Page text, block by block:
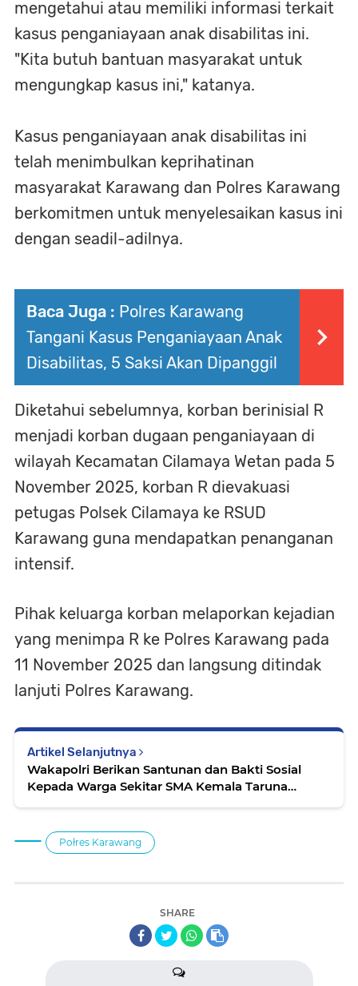
mengetahui atau memiliki informasi terkait
kasus penganiayaan anak disabilitas ini.
"Kita butuh bantuan masyarakat untuk
mengungkap kasus ini," katanya.
Kasus penganiayaan anak disabilitas ini
telah menimbulkan keprihatinan
masyarakat Karawang dan Polres Karawang
berkomitmen untuk menyelesaikan kasus ini
dengan seadil-adilnya.
Baca Juga : Polres Karawang
Tangani Kasus Penganiayaan Anak
Disabilitas, 5 Saksi Akan Dipanggil
Diketahui sebelumnya, korban berinisial R
menjadi korban dugaan penganiayaan di
wilayah Kecamatan Cilamaya Wetan pada 5
November 2025, korban R dievakuasi
petugas Polsek Cilamaya ke RSUD
Karawang guna mendapatkan penanganan
intensif.
Pihak keluarga korban melaporkan kejadian
yang menimpa R ke Polres Karawang pada
11 November 2025 dan langsung ditindak
lanjuti Polres Karawang.
Artikel Selanjutnya
Wakapolri Berikan Santunan dan Bakti Sosial
Kepada Warga Sekitar SMA Kemala Taruna
Połres Karawang
SHARE